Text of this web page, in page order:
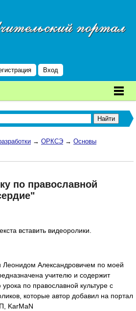
Вход
→ ОРКСЭ → Основы
по православной
вставить видеоролики.
Леонидом Александровичем по моей
учителю и содержит
по православной культуре с
которые автор добавил на портал
KarMaN